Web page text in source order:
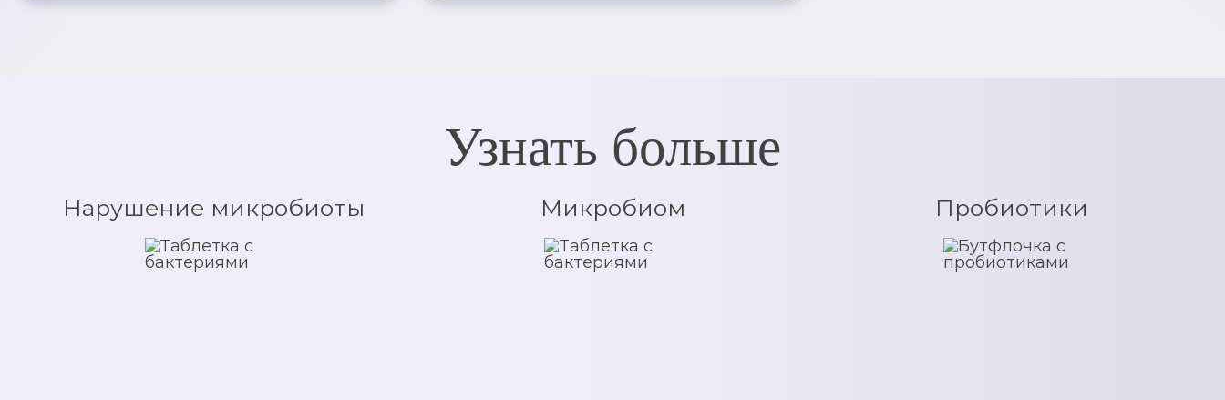
Узнать больше
Нарушение микробиоты Микробиом Пробиотики